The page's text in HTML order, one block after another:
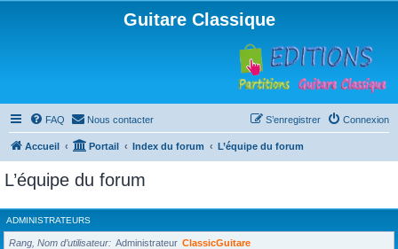
Guitare Classique
FAQ Nous contacter Connexion
S’enregistrer
Accueil Portail Index du forum L’équipe du forum
L’équipe du forum
ADMINISTRATEURS
Rang, Nom d’utilisateur Administrateur ClassicGuitare